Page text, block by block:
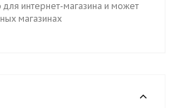
для интернет-магазина и может
магазинах